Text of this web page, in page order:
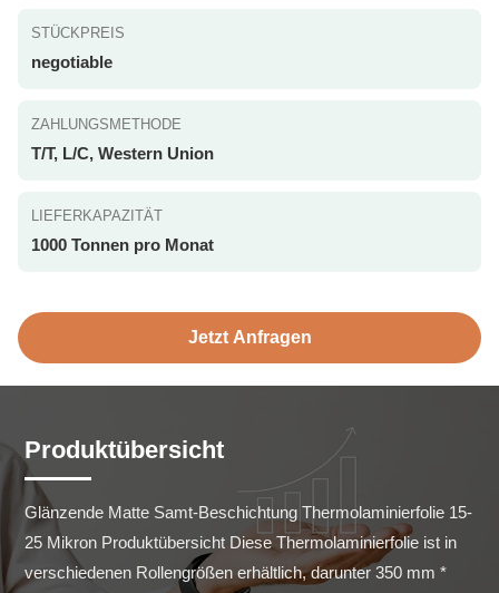
STÜCKPREIS
negotiable
ZAHLUNGSMETHODE
T/T, L/C, Western Union
LIEFERKAPAZITÄT
1000 Tonnen pro Monat
Jetzt Anfragen
Produktübersicht
Glänzende Matte Samt-Beschichtung Thermolaminierfolie 15-
25 Mikron Produktübersicht Diese Thermolaminierfolie ist in
verschiedenen Rollengrößen erhältlich, darunter 350 mm *